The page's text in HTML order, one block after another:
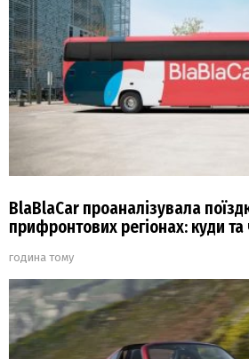
BlaBlaCar проаналізувала
прифронтових регіонах: куди та
година тому